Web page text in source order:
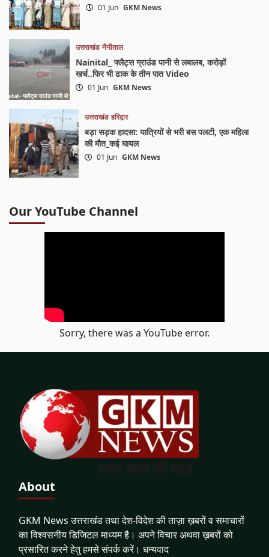
01 Jun GKM News
उत्तराखंड नैनीताल
Nainital_ फ्लैट्स ग्राउंड पानी से लबालब, करोड़ों
खर्च..फिर भी ढाक के तीन पात Video
01 Jun GKM News
उत्तराखंड हरिद्वार
बड़ा सड़क हादसा: यात्रियों से भरी बस पलटी, एक महिला
की मौत_कई घायल
01 Jun GKM News
Our YouTube Channel
Sorry, there was a YouTube error.
About
GKM News उत्तराखंड तथा देश-विदेश की ताज़ा ख़बरों व समाचारों
का विश्वसनीय डिजिटल माध्यम है। अपने विचार अथवा ख़बरों को
प्रसारित करने हेतु हमसे संपर्क करें। धन्यवाद